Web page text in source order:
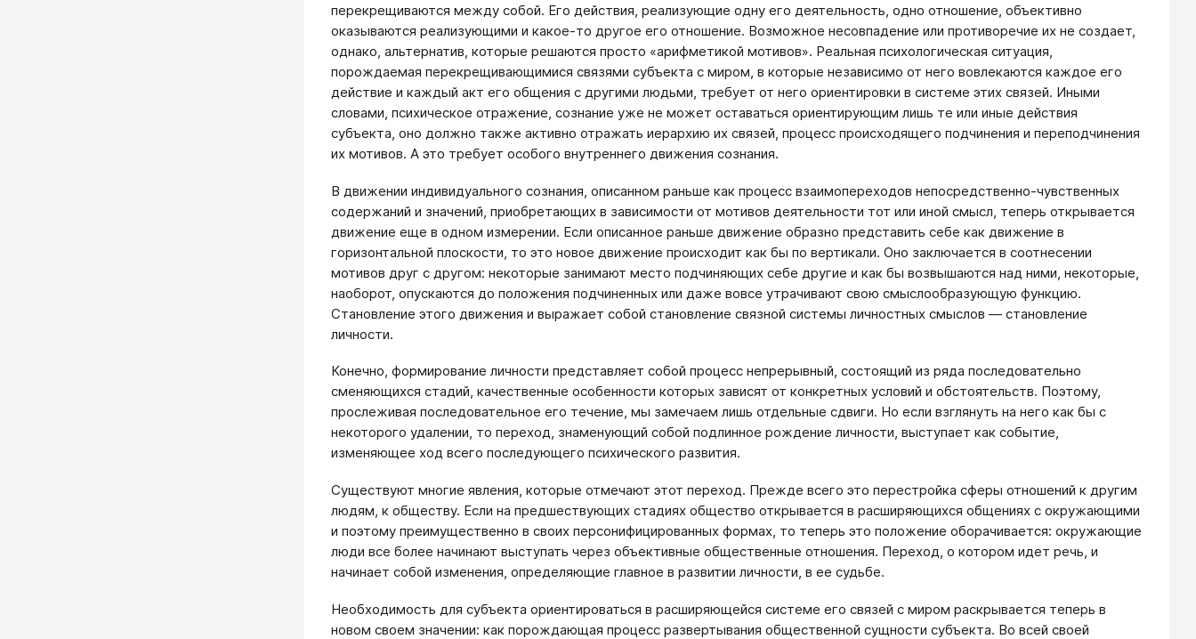
перекрещиваются между собой. Его действия, реализующие одну его деятельность, одно отношение, объективно
оказываются реализующими и какое-то другое его отношение. Возможное несовпадение или противоречие их не создает,
однако, альтернатив, которые решаются просто «арифметикой мотивов». Реальная психологическая ситуация,
порождаемая перекрещивающимися связями субъекта с миром, в которые независимо от него вовлекаются каждое его
действие и каждый акт его общения с другими людьми, требует от него ориентировки в системе этих связей. Иными
словами, психическое отражение, сознание уже не может оставаться ориентирующим лишь те или иные действия
субъекта, оно должно также активно отражать иерархию их связей, процесс происходящего подчинения и переподчинения
их мотивов. А это требует особого внутреннего движения сознания.
В движении индивидуального сознания, описанном раньше как процесс взаимопереходов непосредственно-чувственных
содержаний и значений, приобретающих в зависимости от мотивов деятельности тот или иной смысл, теперь открывается
движение еще в одном измерении. Если описанное раньше движение образно представить себе как движение в
горизонтальной плоскости, то это новое движение происходит как бы по вертикали. Оно заключается в соотнесении
мотивов друг с другом: некоторые занимают место подчиняющих себе другие и как бы возвышаются над ними, некоторые,
наоборот, опускаются до положения подчиненных или даже вовсе утрачивают свою смыслообразующую функцию.
Становление этого движения и выражает собой становление связной системы личностных смыслов ― становление
личности.
Конечно, формирование личности представляет собой процесс непрерывный, состоящий из ряда последовательно
сменяющихся стадий, качественные особенности которых зависят от конкретных условий и обстоятельств. Поэтому,
прослеживая последовательное его течение, мы замечаем лишь отдельные сдвиги. Но если взглянуть на него как бы с
некоторого удалении, то переход, знаменующий собой подлинное рождение личности, выступает как событие,
изменяющее ход всего последующего психического развития.
Существуют многие явления, которые отмечают этот переход. Прежде всего это перестройка сферы отношений к другим
людям, к обществу. Если на предшествующих стадиях общество открывается в расширяющихся общениях с окружающими
и поэтому преимущественно в своих персонифицированных формах, то теперь это положение оборачивается: окружающие
люди все более начинают выступать через объективные общественные отношения. Переход, о котором идет речь, и
начинает собой изменения, определяющие главное в развитии личности, в ее судьбе.
Необходимость для субъекта ориентироваться в расширяющейся системе его связей с миром раскрывается теперь в
новом своем значении: как порождающая процесс развертывания общественной сущности субъекта. Во всей своей